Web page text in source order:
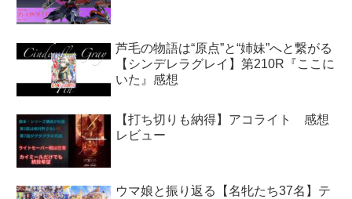
芦毛の物語は“原点”と“姉妹”へと繋がる
【シンデレラグレイ】第210R『ここに
いた』感想
【打ち切りも納得】アコライト 感想
レビュー
ウマ娘と振り返る【名牝たち37名】テ